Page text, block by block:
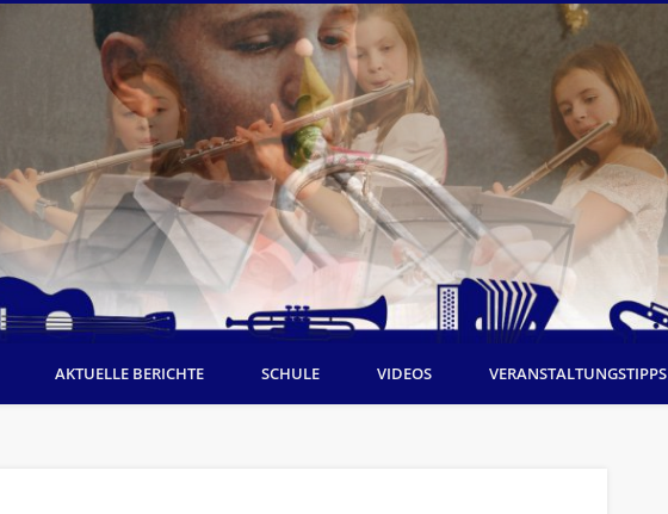
AKTUELLE BERICHTE SCHULE VIDEOS VERANSTALTUNGSTIPPS